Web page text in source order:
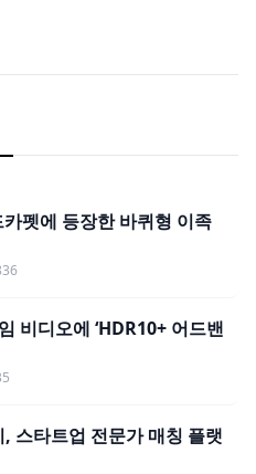
펫에 등장한 바퀴형 이족
비디오에 ‘HDR10+ 어드밴
스타트업 전문가 매칭 플랫